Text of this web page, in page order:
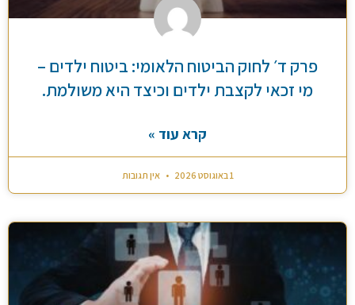
פרק ד׳ לחוק הביטוח הלאומי: ביטוח ילדים –
מי זכאי לקצבת ילדים וכיצד היא משולמת.
קרא עוד »
1 באוגוסט 2026 אין תגובות